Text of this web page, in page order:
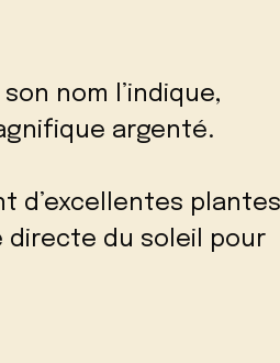
nom l’indique,
argenté.
d’excellentes plantes
directe du soleil pour